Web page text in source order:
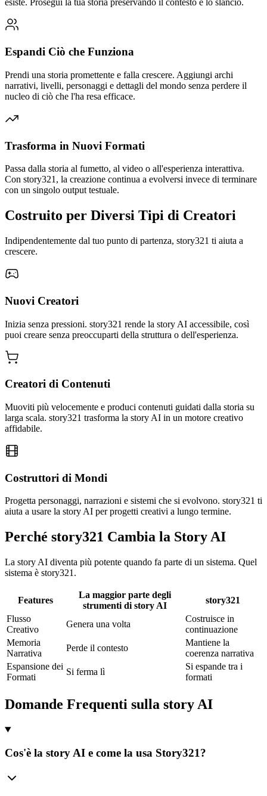
esiste. Prosegui la tua storia preservando il contesto e lo slancio.
Espandi Ciò che Funziona
Prendi una storia promettente e falla crescere. Aggiungi archi
narrativi, livelli, personaggi e dettagli del mondo senza perdere il
nucleo di ciò che l'ha resa efficace.
Trasforma in Nuovi Formati
Passa dalla storia al fumetto, al video o all'esperienza interattiva.
Con story321, la creazione continua a evolversi invece di terminare
con un singolo output testuale.
Costruito per Diversi Tipi di Creatori
Indipendentemente dal tuo punto di partenza, story321 ti aiuta a
crescere.
Nuovi Creatori
Inizia senza pressioni. story321 rende la story AI accessibile, così
puoi creare senza preoccuparti della struttura o dell'esperienza.
Creatori di Contenuti
Muoviti più velocemente e produci contenuti guidati dalla storia su
larga scala. story321 trasforma la story AI in un motore creativo
affidabile.
Costruttori di Mondi
Progetta personaggi, narrazioni e sistemi che si evolvono. story321 ti
aiuta a usare la story AI per progetti creativi a lungo termine.
Perché story321 Cambia la Story AI
La story AI diventa più potente quando fa parte di un sistema. Quel
sistema è story321.
Features
La maggior parte degli
strumenti di story AI
story321
Flusso
Creativo
Genera una volta
Costruisce in
continuazione
Memoria
Narrativa
Perde il contesto
Mantiene la
coerenza narrativa
Espansione dei
Formati
Si ferma lì
Si espande tra i
formati
Domande Frequenti sulla story AI
Cos'è la story AI e come la usa Story321?